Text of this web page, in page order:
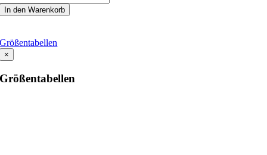
In den Warenkorb
Größentabellen
×
Größentabellen